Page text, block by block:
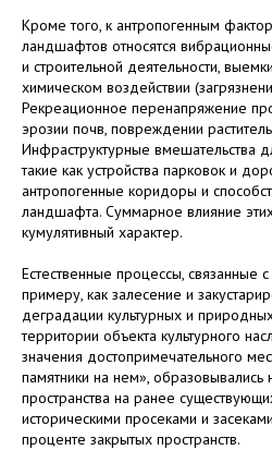
Кроме того, к антропогенным
ландшафтов относятся
и строительной деятельности,
химическом воздействии
Рекреационное перенапряжение
эрозии почв, повреждении
Инфраструктурные вмешательства
такие как устройства парковок и
антропогенные коридоры и
ландшафта. Суммарное влияние
кумулятивный характер.
Естественные процессы, связанные с
примеру, как залесение и
деградации культурных и
территории объекта культурного
значения достопримечательного
памятники на нем»,
пространства на ранее
историческими просеками и
проценте закрытых пространств.